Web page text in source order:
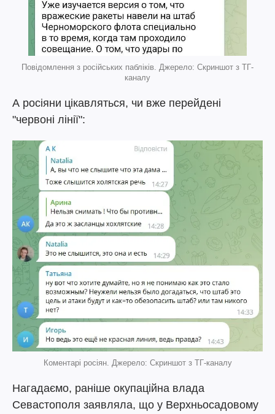
Повідомлення з російських пабліків. Джерело: Скриншот з ТГ-
каналу
А росіяни цікавляться, чи вже перейдені
"червоні лінії":
Коментарі росіян. Джерело: Скриншот з ТГ-каналу
Нагадаємо, раніше окупаційна влада
Севастополя заявляла, що у Верхньосадовому